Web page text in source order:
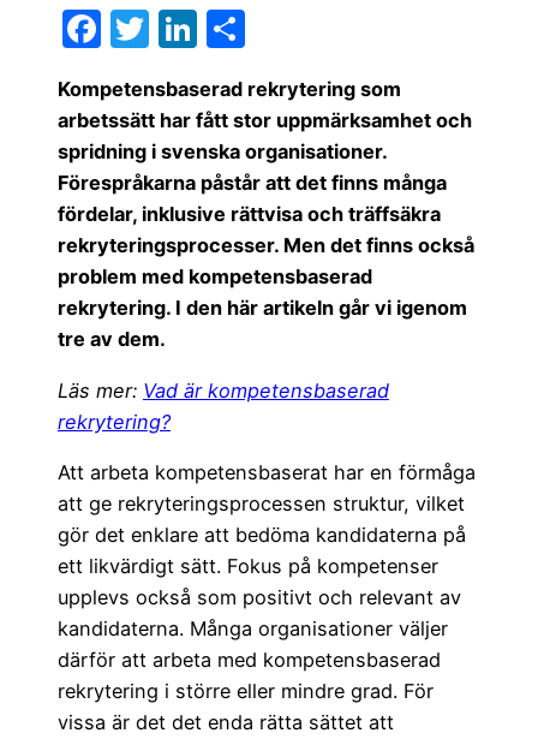
F
c
e
b
o
o
k
T
itt
er
Li
k
e
dI
n
a
Kompetensbaserad rekrytering som
arbetssätt har fått stor uppmärksamhet och
spridning i svenska organisationer.
Förespråkarna påstår att det finns många
fördelar, inklusive rättvisa och träffsäkra
rekryteringsprocesser. Men det finns också
problem med kompetensbaserad
rekrytering. I den här artikeln går vi igenom
tre av dem.
Läs mer: Vad är kompetensbaserad
rekrytering?
Att arbeta kompetensbaserat har en förmåga
att ge rekryteringsprocessen struktur, vilket
gör det enklare att bedöma kandidaterna på
ett likvärdigt sätt. Fokus på kompetenser
upplevs också som positivt och relevant av
kandidaterna. Många organisationer väljer
därför att arbeta med kompetensbaserad
rekrytering i större eller mindre grad. För
vissa är det det enda rätta sättet att